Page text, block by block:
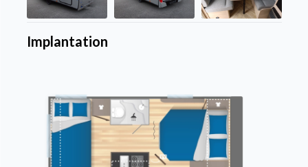
Implantation